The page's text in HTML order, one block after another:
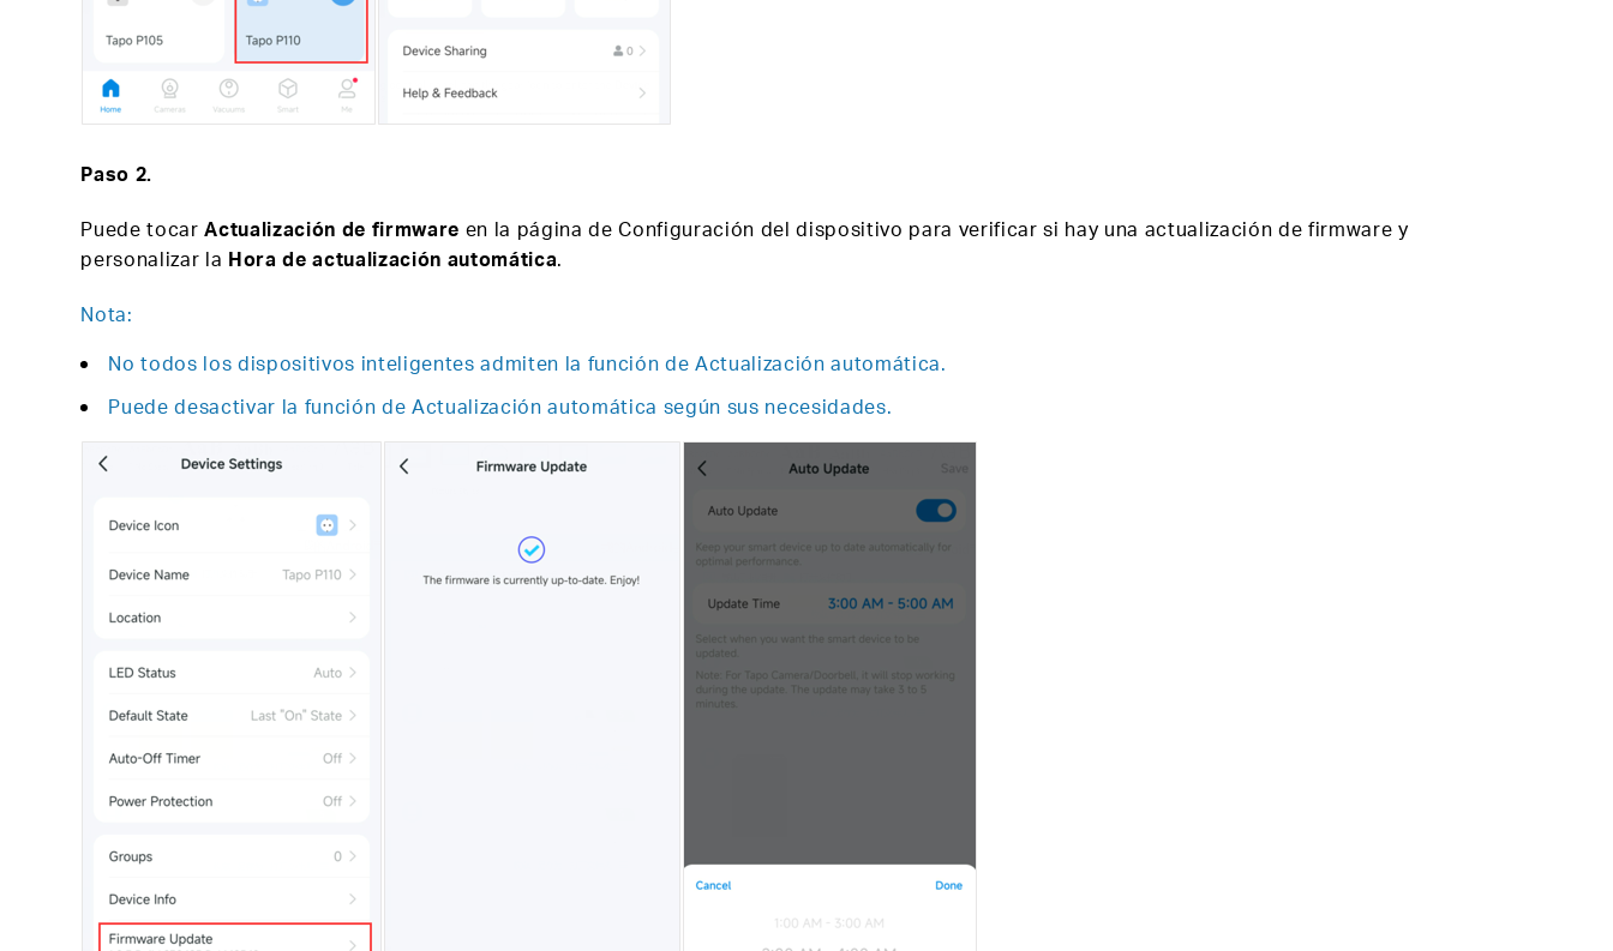
Paso 2.
Puede tocarActualización de firmware en la página de Configuración del dispositivo para verificar si hay una actualización de firmware y
personalizar la Hora de actualización automática.
Nota:
No todos los dispositivos inteligentes admiten la función de Actualización automática.
Puede desactivar la función de Actualización automática según sus necesidades.